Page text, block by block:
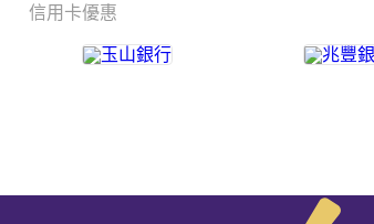
信用卡優惠